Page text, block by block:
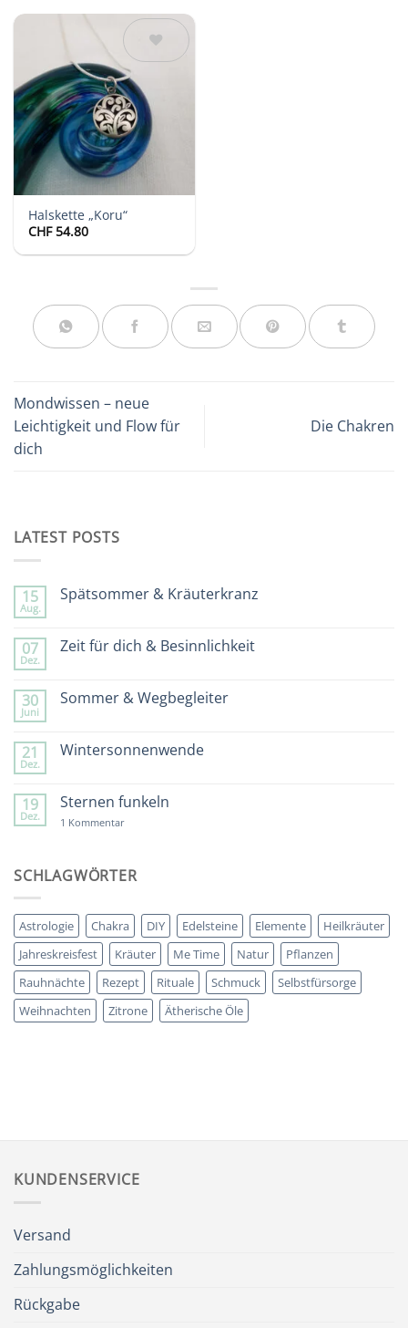
Wunschliste
Halskette „Koru“
CHF54.80
Mondwissen – neue
Leichtigkeit und Flow für
dich
Die Chakren
LATEST POSTS
15
Aug.
Spätsommer & Kräuterkranz
Spätsommer
07
Dez.
Zeit für dich & Besinnlichkeit
Zeit
Besinnlichkeit
30
Juni
Sommer & Wegbegleiter
Sommer
21
Dez.
Wintersonnenwende
Wintersonnenwende
19
Dez.
Sternen funkeln
1 Kommentarzu
SCHLAGWÖRTER
Astrologie Chakra DIY Edelsteine Elemente
Heilkräuter
Jahreskreisfest
Kräuter Me Time Natur
Pflanzen
Rauhnächte
Rezept Rituale Schmuck
Selbstfürsorge
Weihnachten
Zitrone Ätherische Öle
KUNDENSERVICE
Versand
Zahlungsmöglichkeiten
Rückgabe